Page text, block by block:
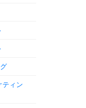
ティン